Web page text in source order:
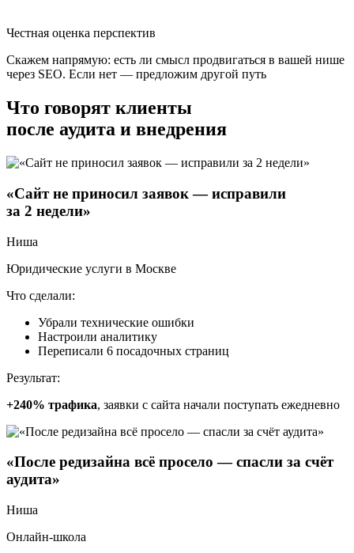
Честная оценка перспектив
Скажем напрямую: есть ли смысл продвигаться в вашей нише
через SEO. Если нет — предложим другой путь
Что говорят клиенты
после аудита и внедрения
«Сайт не приносил заявок — исправили
за 2 недели»
Ниша
Юридические услуги в Москве
Что сделали:
Убрали технические ошибки
Настроили аналитику
Переписали 6 посадочных страниц
Результат:
+240% трафика, заявки с сайта начали поступать ежедневно
«После редизайна всё просело — спасли за счёт
аудита»
Ниша
Онлайн-школа